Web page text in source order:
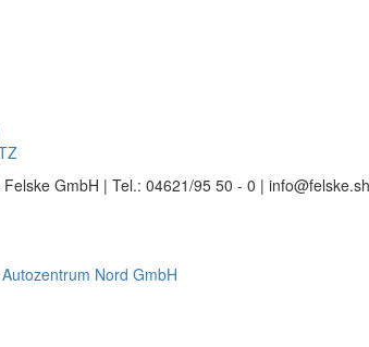
GmbH | Tel.: 04621/95 50 - 0 | info@felske.sh